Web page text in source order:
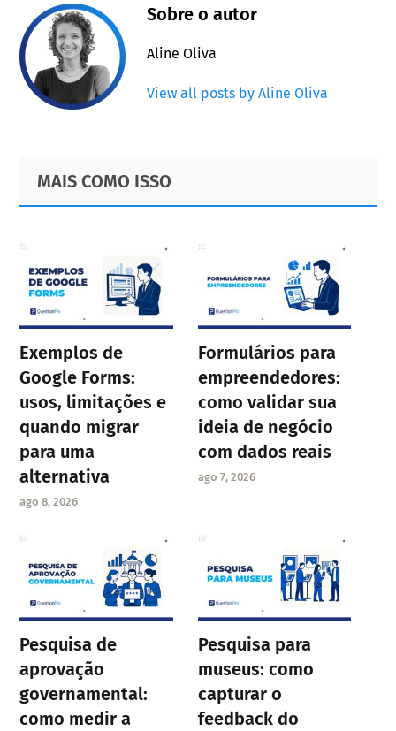
Sobre o autor
Aline Oliva
View all posts by Aline Oliva
Primary
Sidebar
Footer
MAIS COMO ISSO
Exemplos de
Google Forms:
usos, limitações e
quando migrar
para uma
alternativa
ago 8, 2026
Formulários para
empreendedores:
como validar sua
ideia de negócio
com dados reais
ago 7, 2026
Pesquisa de
aprovação
governamental:
como medir a
Pesquisa para
museus: como
capturar o
feedback do